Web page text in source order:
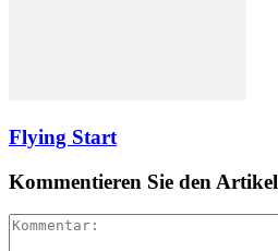
Flying Start
Kommentieren Sie den Artikel